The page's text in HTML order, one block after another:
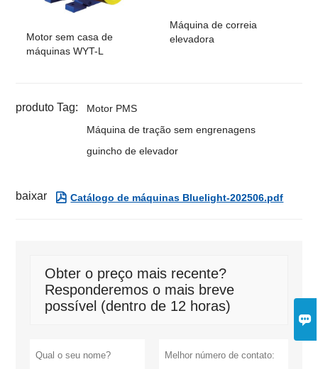

Motor sem casa de
máquinas WYT-L
Máquina de correia
elevadora
produto Tag:
Motor PMS
Máquina de tração sem engrenagens
guincho de elevador
baixar  Catálogo de máquinas Bluelight-202506.pdf
Obter o preço mais recente?
Responderemos o mais breve
possível (dentro de 12 horas)